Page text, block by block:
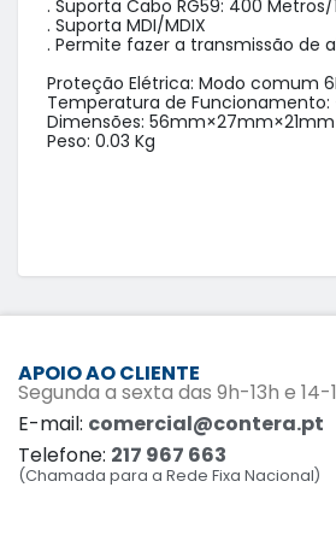
. Suporta Cabo RG59: 400
. Suporta MDI/MDIX
. Permite fazer a transmissão de
Proteção Elétrica: Modo comum
Temperatura de
Dimensões: 56mm×27mm×21mm
Peso: 0.03 Kg
APOIO AO CLIENTE
Segunda a sexta das 9h-13h e 14-
E-mail: comercial@contera.pt
Telefone: 217 967 663
(Chamada para a Rede Fixa Nacional)